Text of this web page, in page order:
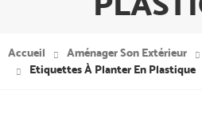
Accueil Aménager Son Extérieur
Etiquettes À Planter En Plastique